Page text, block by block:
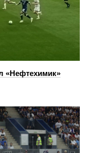
«Нефтехимик»